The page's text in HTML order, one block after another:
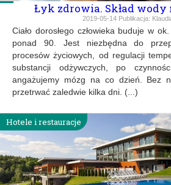
Łyk zdrowia. Skład wody
2019-05-14Publikacja:
Ciało dorosłego człowieka buduje w
ponad 90. Jest niezbędna do
procesów życiowych, od regulacji
substancji odżywczych, po
angażujemy mózg na co dzień. Bez
przetrwać zaledwie kilka dni. (...)
Hotele i restauracje